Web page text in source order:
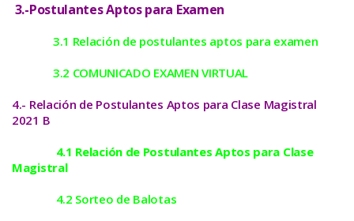
3.-Postulantes Aptos para Examen
3.1 Relación de postulantes aptos para examen
3.2 COMUNICADO EXAMEN VIRTUAL
4.- Relación de Postulantes Aptos para Clase Magistral
2021 B
4.1 Relación de Postulantes Aptos para Clase
Magistral
4.2 Sorteo de Balotas